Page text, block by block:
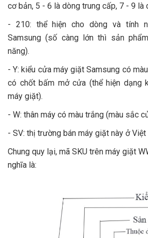
cơ bản, 5 - 6 là dòng trung cấp, 7 - 9 là
- 210: thể hiện cho dòng và tính
Samsung (số càng lớn thì sản
năng).
- Y: kiểu cửa máy giặt Samsung có
có chốt bấm mở cửa (thể hiện dạng
máy giặt).
- W: thân máy có màu trắng (màu sắc
- SV: thị trường bán máy giặt này ở Việt
Chung quy lại, mã SKU trên máy giặt
nghĩa là: